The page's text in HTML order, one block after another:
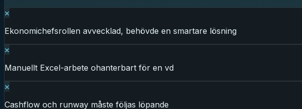
Ekonomichefsrollen avvecklad, behövde en smartare lösning
Manuellt Excel-arbete ohanterbart för en vd
Cashflow och runway måste följas löpande